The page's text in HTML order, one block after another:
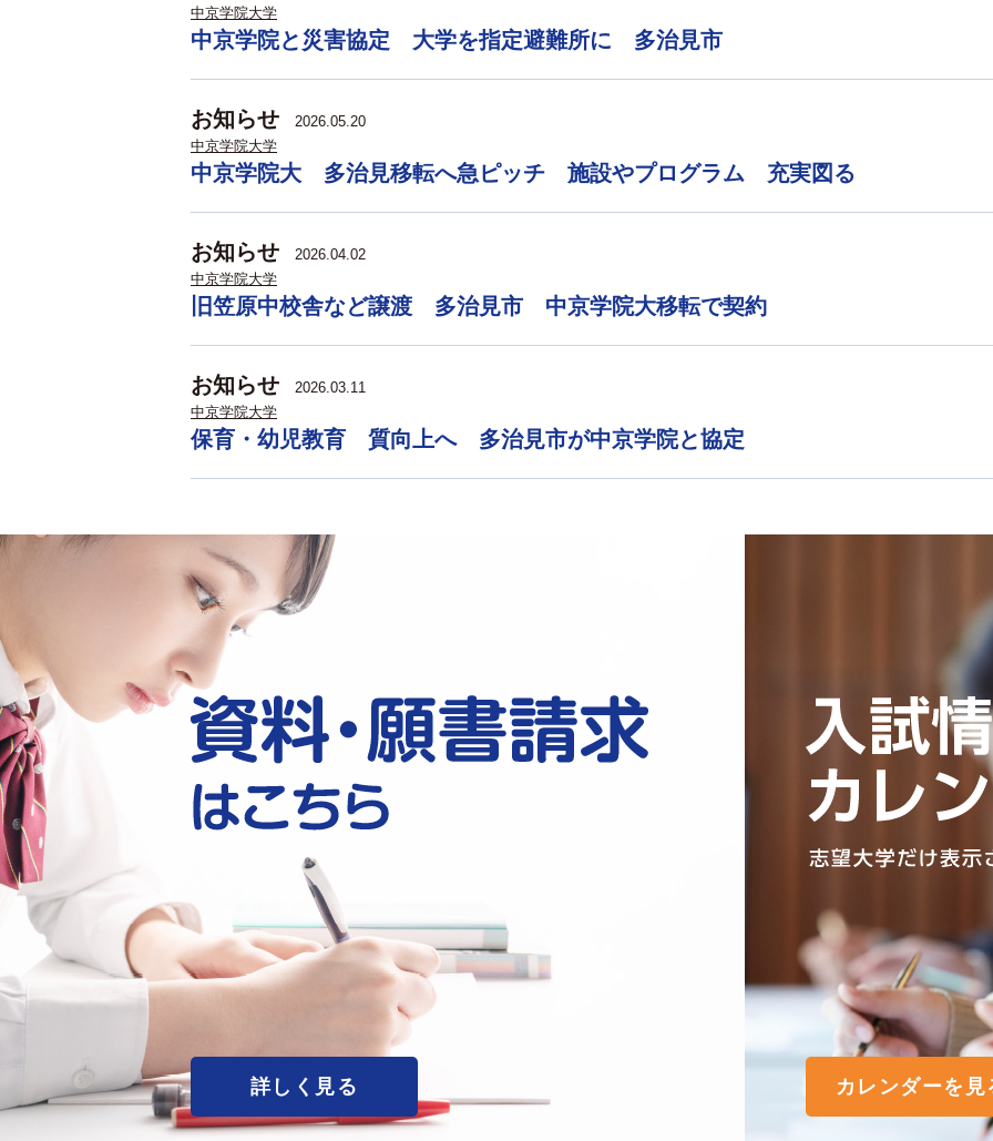
中京学院大学
中京学院と災害協定 大学を指定避難所に 多治見市
お知らせ
2026.05.20
中京学院大学
中京学院大 多治見移転へ急ピッチ 施設やプログラム 充実図る
お知らせ
2026.04.02
中京学院大学
旧笠原中校舎など譲渡 多治見市 中京学院大移転で契約
お知らせ
2026.03.11
中京学院大学
保育・幼児教育 質向上へ 多治見市が中京学院と協定
詳しく見る カレンダーを見